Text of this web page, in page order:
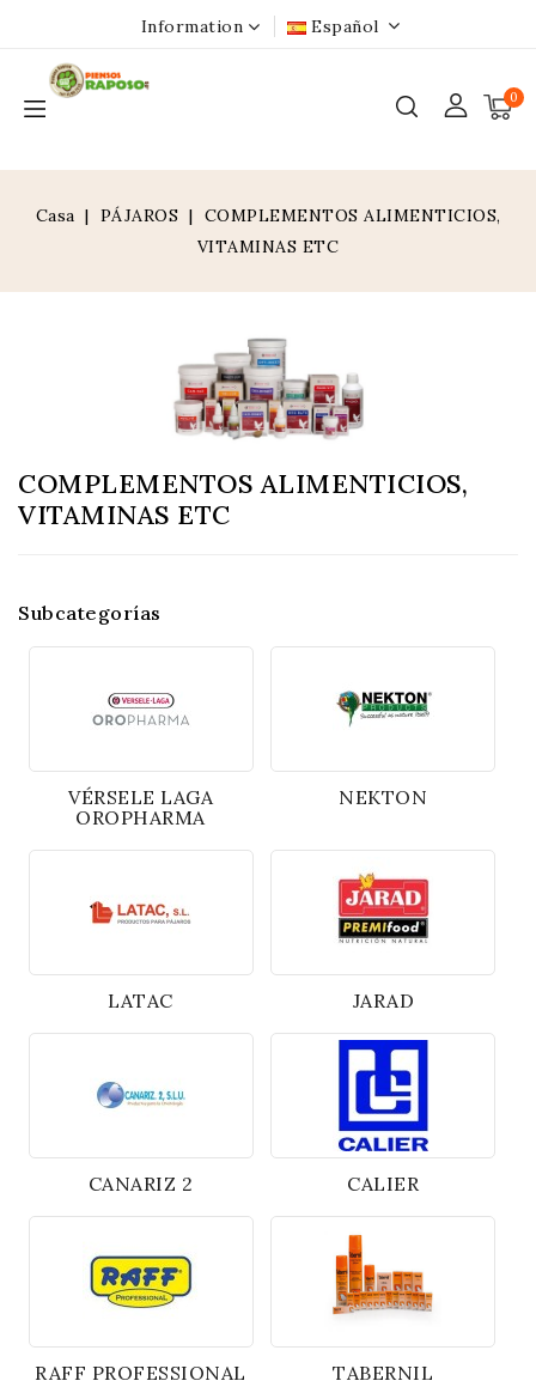
Information Español
0
Casa PÁJAROS
COMPLEMENTOS ALIMENTICIOS,
VITAMINAS ETC
COMPLEMENTOS ALIMENTICIOS,
VITAMINAS ETC
Subcategorías
VÉRSELE LAGA
OROPHARMA
NEKTON
LATAC JARAD
CANARIZ 2 CALIER
RAFF PROFESSIONAL TABERNIL